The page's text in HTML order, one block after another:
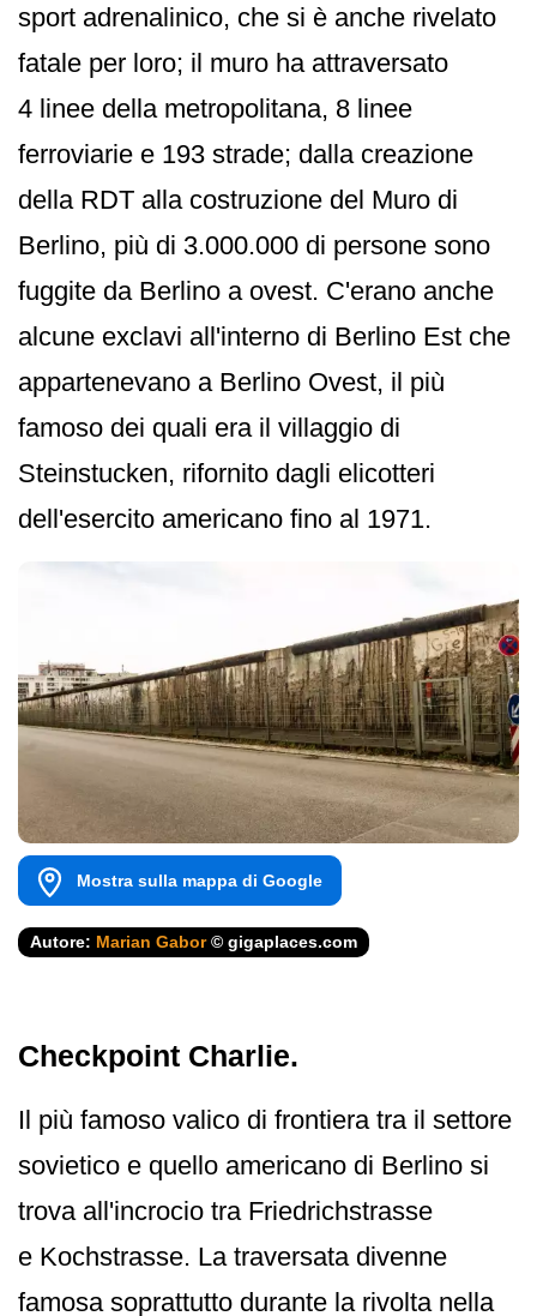
sport adrenalinico, che si è anche rivelato
fatale per loro; il muro ha attraversato
4 linee della metropolitana, 8 linee
ferroviarie e 193 strade; dalla creazione
della RDT alla costruzione del Muro di
Berlino, più di 3.000.000 di persone sono
fuggite da Berlino a ovest. C'erano anche
alcune exclavi all'interno di Berlino Est che
appartenevano a Berlino Ovest, il più
famoso dei quali era il villaggio di
Steinstucken, rifornito dagli elicotteri
dell'esercito americano fino al 1971.
Mostra sulla mappa di Google
Autore: Marian Gabor© gigaplaces.com
Checkpoint Charlie.
Il più famoso valico di frontiera tra il settore
sovietico e quello americano di Berlino si
trova all'incrocio tra Friedrichstrasse
e Kochstrasse. La traversata divenne
famosa soprattutto durante la rivolta nella